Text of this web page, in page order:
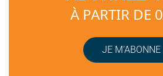
À PARTIR DE
JE M’ABONNE